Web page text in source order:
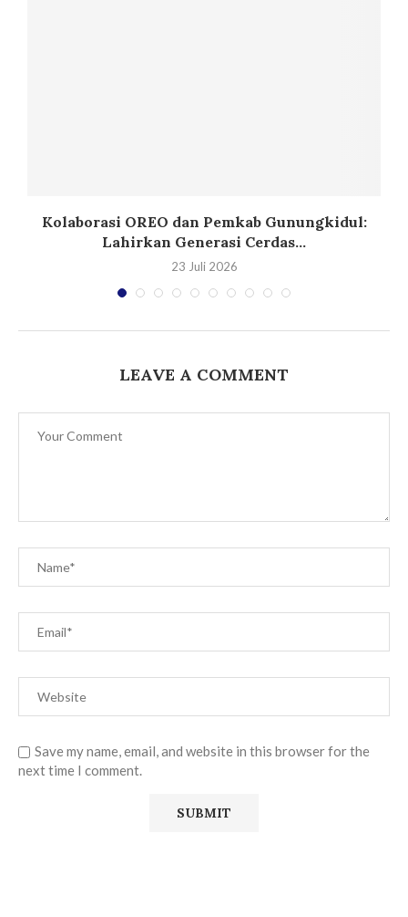
Kolaborasi OREO dan Pemkab Gunungkidul:
Lahirkan Generasi Cerdas...
23 Juli 2026
LEAVE A COMMENT
Save my name, email, and website in this browser for the
next time I comment.